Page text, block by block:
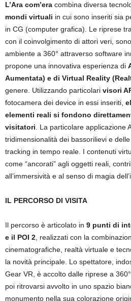
L’Ara com’era combina diversa
mondi virtuali in cui sono inseriti sia
in CG (computer grafica). Le riprese
con il coinvolgimento di attori veri,
ambiente a 360° attraverso software
propone una innovativa esperienza di
Aumentata) e di Virtual Reality (
genere. Utilizzando particolari visori
fotocamera dei device in essi inseriti,
elementi reali si fondono
visitatori . La particolare applicazione
tridimensionalità dei bassorilievi e
tracking in tempo reale. I contenuti
come “ancorati” agli oggetti reali,
all’immersività e al senso di magia
IL PERCORSO DI VISITA
Il percorso è articolato in 9 punti di
e il POI 2 , realizzati con la
cinematografiche, realtà virtuale e
la novità principale. Lo spettatore,
Gear VR, è accolto dalle riprese a
poi ritrovarsi avvolto in uno spazio
monumento nella sua colorazione